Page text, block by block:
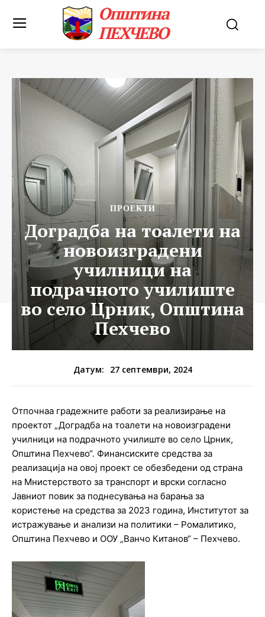
Општина
ПЕХЧЕВО
ПРОЕКТИ
Доградба на тоалети на
новоизградени
училници на
подрачното училиште
во село Црник, Општина
Пехчево
Датум: 27 септември, 2024
Отпочнаа градежните работи за реализирање на
проектот „Доградба на тоалети на новоизградени
училници на подрачното училиште во село Црник,
Општина Пехчево“. Финансиските средства за
реализација на овој проект се обезбедени од страна
на Мнистерството за транспорт и врски согласно
Јавниот повик за поднесувања на барања за
користење на средства за 2023 година, Институтот за
истражување и анализи на политики – Ромалитико,
Општина Пехчево и ООУ „Ванчо Китанов“ – Пехчево.